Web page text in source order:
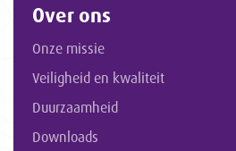
Over ons
Onze missie
Veiligheid en kwaliteit
Duurzaamheid
Downloads